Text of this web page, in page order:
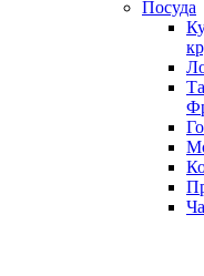
Посуда